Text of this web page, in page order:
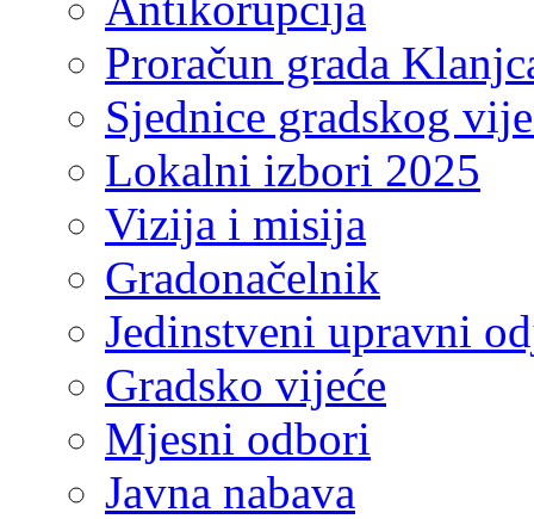
Proračun grada
Sjednice gradskog
Lokalni izbori 2025
Vizija i misija
Gradonačelnik
Jedinstveni upravni
Gradsko vijeće
Mjesni odbori
Javna nabava